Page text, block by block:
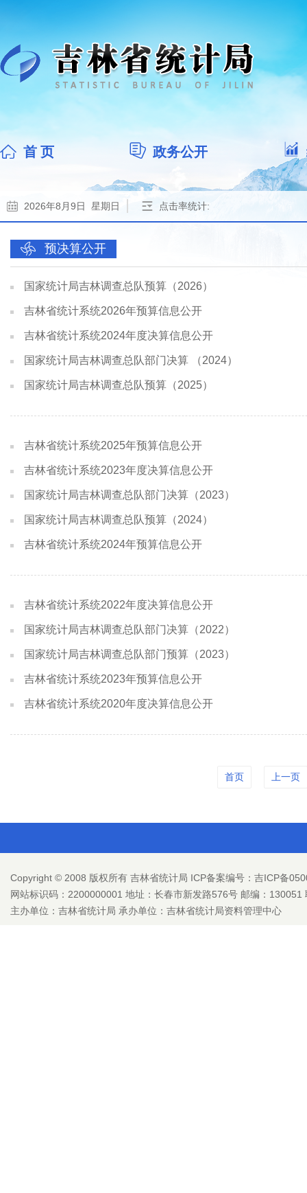
首 页 政务公开
2026年8月9日 星期日 点击率统计:
预决算公开
国家统计局吉林调查总队预算（2026）
吉林省统计系统2026年预算信息公开
吉林省统计系统2024年度决算信息公开
国家统计局吉林调查总队部门决算 （2024）
国家统计局吉林调查总队预算（2025）
吉林省统计系统2025年预算信息公开
吉林省统计系统2023年度决算信息公开
国家统计局吉林调查总队部门决算（2023）
国家统计局吉林调查总队预算（2024）
吉林省统计系统2024年预算信息公开
吉林省统计系统2022年度决算信息公开
国家统计局吉林调查总队部门决算（2022）
国家统计局吉林调查总队部门预算（2023）
吉林省统计系统2023年预算信息公开
吉林省统计系统2020年度决算信息公开
首页 上一页